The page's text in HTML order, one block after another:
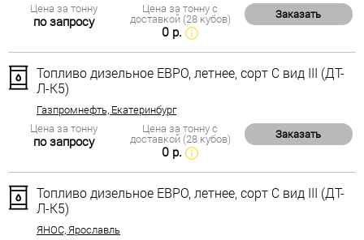
Цена за тонну
по запросу
Цена за тонну с
доставкой (28 кубов)
0 р.
Заказать
Топливо дизельное ЕВРО, летнее, сорт С вид III (ДТ-
Л-К5)
Газпромнефть, Екатеринбург
Цена за тонну
по запросу
Цена за тонну с
доставкой (28 кубов)
0 р.
Заказать
Топливо дизельное ЕВРО, летнее, сорт С вид III (ДТ-
Л-К5)
ЯНОС, Ярославль